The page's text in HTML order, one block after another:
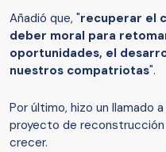
Añadió que, "recuperar el
deber moral para
oportunidades, el
nuestros compatriotas".
Por último, hizo un llamado
proyecto de reconstrucción
crecer.